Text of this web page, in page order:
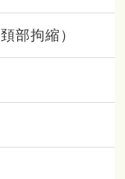
部拘縮）